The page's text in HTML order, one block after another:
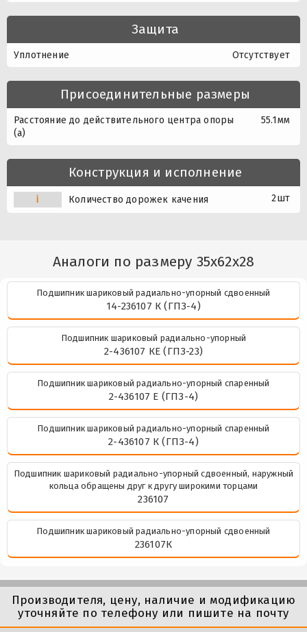
Защита
Уплотнение Отсутствует
Присоединительные размеры
Расстояние до действительного центра опоры
(a)
55.1мм
Конструкция и исполнение
i Количество дорожек качения 2шт
Аналоги по размеру 35x62x28
Подшипник шариковый радиально-упорный сдвоенный
14-236107 К (ГПЗ-4)
Подшипник шариковый радиально-упорный
2-436107 КЕ (ГПЗ-23)
Подшипник шариковый радиально-упорный спаренный
2-436107 Е (ГПЗ-4)
Подшипник шариковый радиально-упорный спаренный
2-436107 К (ГПЗ-4)
Подшипник шариковый радиально-упорный сдвоенный, наружный
кольца обращены друг к другу широкими торцами
236107
Подшипник шариковый радиально-упорный сдвоенный
236107К
Производителя, цену, наличие и модификацию
уточняйте по телефону или пишите на почту